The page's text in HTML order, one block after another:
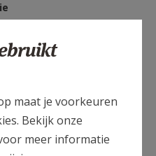
maat je voorkeuren
Bekijk onze
meer informatie